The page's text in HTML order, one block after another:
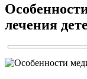
лечения